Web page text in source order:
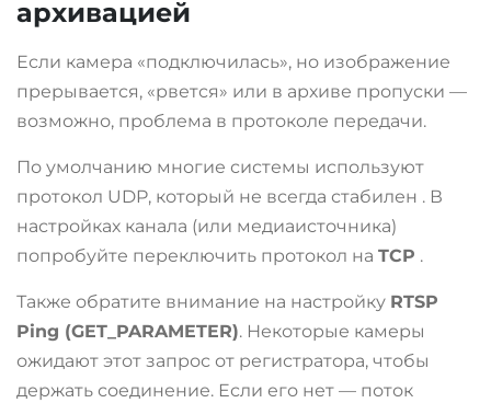
архивацией
Если камера «подключилась», но изображение
прерывается, «рвется» или в архиве пропуски —
возможно, проблема в протоколе передачи.
По умолчанию многие системы используют
протокол UDP, который не всегда стабилен . В
настройках канала (или медиаисточника)
попробуйте переключить протокол на TCP .
Также обратите внимание на настройку RTSP
Ping (GET_PARAMETER). Некоторые камеры
ожидают этот запрос от регистратора, чтобы
держать соединение. Если его нет — поток